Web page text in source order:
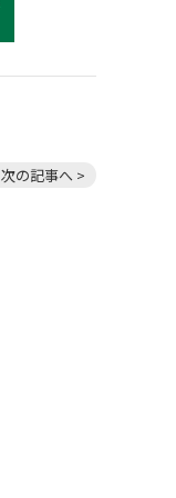
次の記事へ >